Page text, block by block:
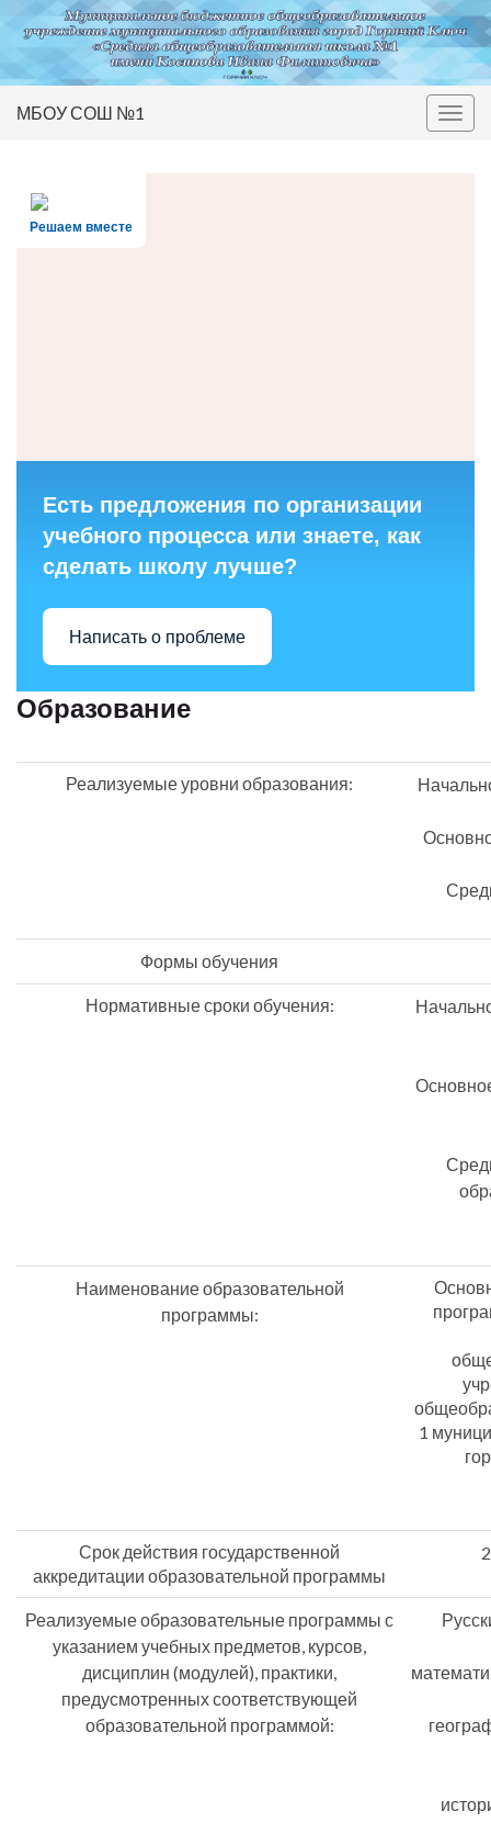
Вкл/
МБОУ СОШ №1
Решаем вместе
Есть предложения по организации
учебного процесса или знаете, как
сделать школу лучше?
Написать о проблеме
Образование
Реализуемые уровни образования:
Формы обучения
Нормативные сроки обучения:
Наименование образовательной
программы:
1
Срок действия государственной
аккредитации образовательной программы
Реализуемые образовательные программы с
указанием учебных предметов, курсов,
дисциплин (модулей), практики,
предусмотренных соответствующей
образовательной программой: